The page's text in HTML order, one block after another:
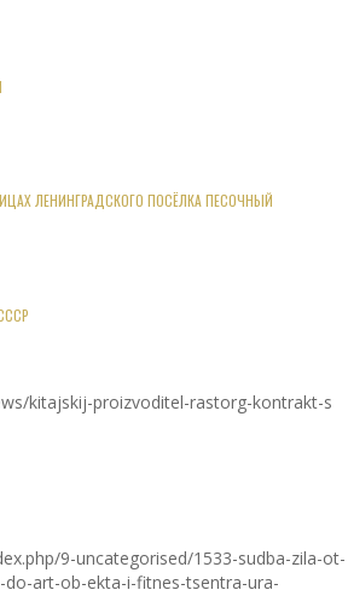
ЛЕНИНГРАДСКОГО ПОСЁЛКА ПЕСОЧНЫЙ
kitajskij-proizvoditel-rastorg-kontrakt-s
9-uncategorised/1533-sudba-zila-ot-
do-art-ob-ekta-i-fitnes-tsentra-ura-